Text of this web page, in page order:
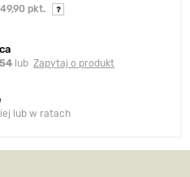
49,90 pkt.
lub Zapytaj o produkt
lub w ratach